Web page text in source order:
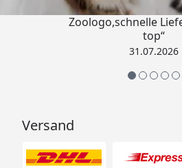
„Gute
Zoologo,schnelle
top“
31.07.2026
Versand